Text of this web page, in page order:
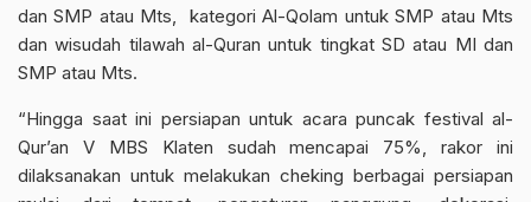
dan SMP atau Mts,
kategori Al-Qolam untuk SMP atau Mts
dan wisudah tilawah al-Quran untuk tingkat SD atau MI dan
SMP atau Mts.
“Hingga saat ini persiapan untuk acara puncak festival al-
Qur’an V MBS Klaten sudah mencapai 75%, rakor ini
dilaksanakan untuk melakukan cheking berbagai persiapan